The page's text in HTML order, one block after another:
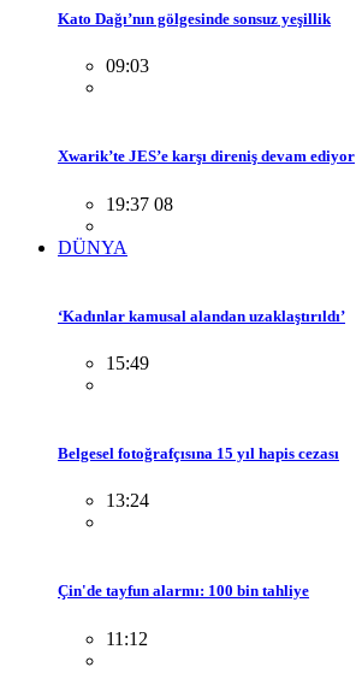
Kato Dağı’nın gölgesinde sonsuz yeşillik
09:03
Xwarik’te JES’e karşı direniş devam ediyor
19:37 08
DÜNYA
‘Kadınlar kamusal alandan uzaklaştırıldı’
15:49
Belgesel fotoğrafçısına 15 yıl hapis cezası
13:24
Çin'de tayfun alarmı: 100 bin tahliye
11:12